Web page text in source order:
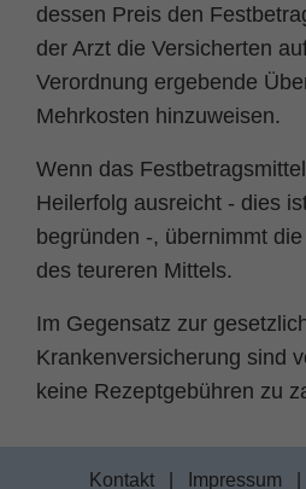
dessen Preis den
der Arzt die Versicherten
Verordnung ergebende
Mehrkosten hinzuweisen.
Wenn das
Heilerfolg ausreicht - dies
begründen -, übernimmt
des teureren Mittels.
Im Gegensatz zur
Krankenversicherung sind
keine Rezeptgebühren zu
Kontakt Impressum
Anbieter TYPO3
Laufzeit Session
Zweck
Cookie von
eines Benutzer-
wiedererkannt
geschützten
Name PHPSESSID
Anbieter php
Statistik und Performance